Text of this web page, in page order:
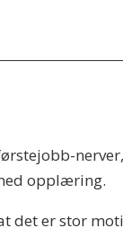
opplæring.
det er stor